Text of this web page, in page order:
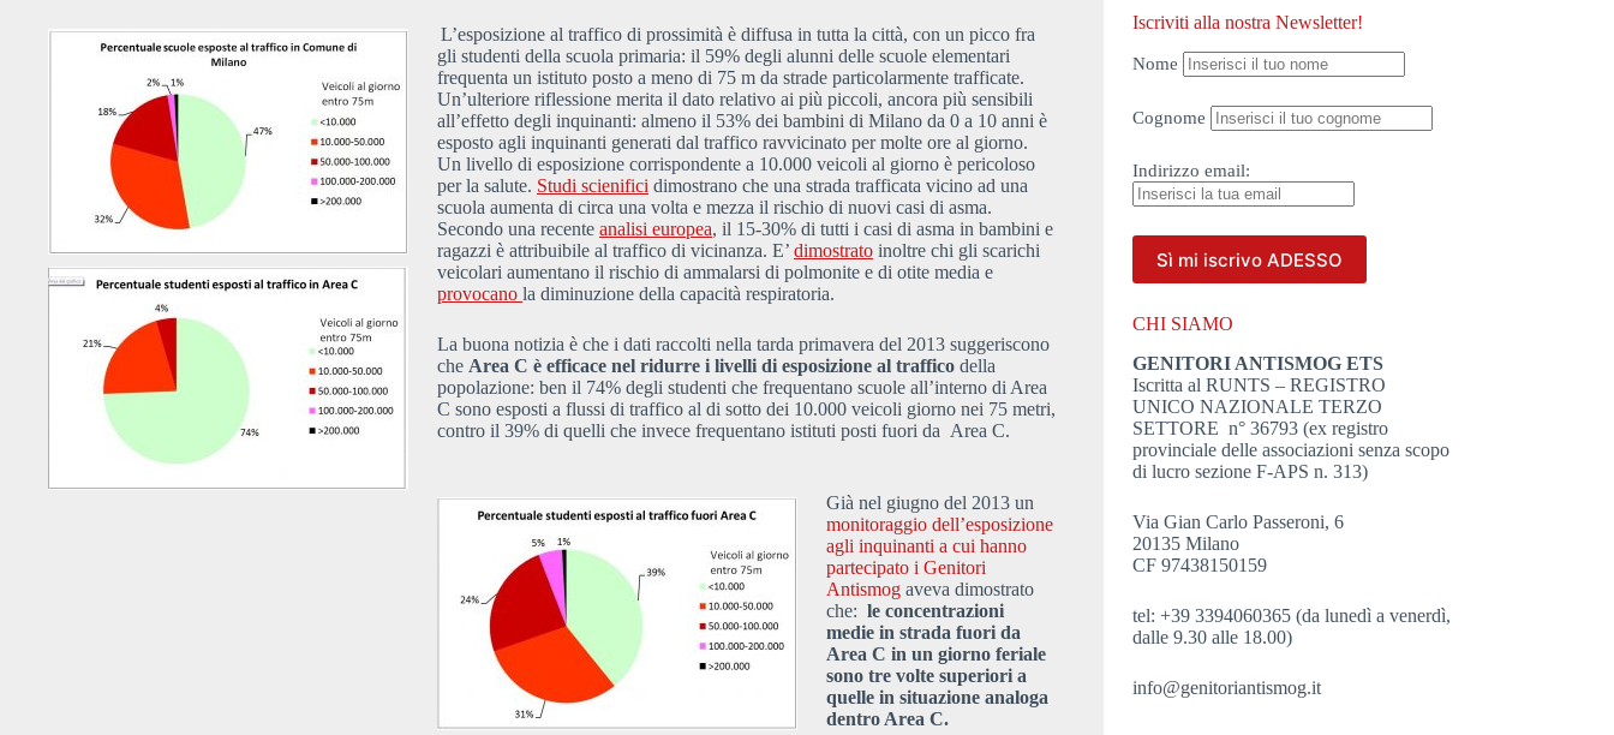
L’esposizione al traffico di prossimità è diffusa in tutta la città, con un picco fra
gli studenti della scuola primaria: il 59% degli alunni delle scuole elementari
frequenta un istituto posto a meno di 75 m da strade particolarmente trafficate.
Un’ulteriore riflessione merita il dato relativo ai più piccoli, ancora più sensibili
all’effetto degli inquinanti: almeno il 53% dei bambini di Milano da 0 a 10 anni è
esposto agli inquinanti generati dal traffico ravvicinato per molte ore al giorno.
Un livello di esposizione corrispondente a 10.000 veicoli al giorno è pericoloso
per la salute. Studi scienifici dimostrano che una strada trafficata vicino ad una
scuola aumenta di circa una volta e mezza il rischio di nuovi casi di asma.
Secondo una recente analisi europea, il 15-30% di tutti i casi di asma in bambini e
ragazzi è attribuibile al traffico di vicinanza. E’ dimostrato inoltre chi gli scarichi
veicolari aumentano il rischio di ammalarsi di polmonite e di otite media e
provocano la diminuzione della capacità respiratoria.
La buona notizia è che i dati raccolti nella tarda primavera del 2013 suggeriscono
che Area C è efficace nel ridurre i livelli di esposizione al traffico della
popolazione: ben il 74% degli studenti che frequentano scuole all’interno di Area
C sono esposti a flussi di traffico al di sotto dei 10.000 veicoli giorno nei 75 metri,
contro il 39% di quelli che invece frequentano istituti posti fuori da Area C.
Già nel giugno del 2013 un
monitoraggio dell’esposizione
agli inquinanti a cui hanno
partecipato i Genitori
Antismog aveva dimostrato
che: le concentrazioni
medie in strada fuori da
Area C in un giorno feriale
sono tre volte superiori a
quelle in situazione analoga
dentro Area C.
Iscriviti alla nostra Newsletter!
Nome
Cognome
Indirizzo email:
CHI SIAMO
GENITORI ANTISMOG ETS
Iscritta al RUNTS – REGISTRO
UNICO NAZIONALE TERZO
SETTORE n° 36793 (ex registro
provinciale delle associazioni senza scopo
di lucro sezione F-APS n. 313)
Via Gian Carlo Passeroni, 6
20135 Milano
CF 97438150159
tel: +39 3394060365 (da lunedì a venerdì,
dalle 9.30 alle 18.00)
info@genitoriantismog.it